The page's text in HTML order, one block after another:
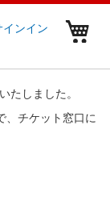
インイン
たしました。
、チケット窓口に